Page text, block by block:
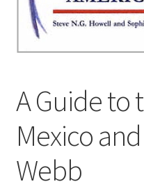
A Guide to
Mexico
Webb